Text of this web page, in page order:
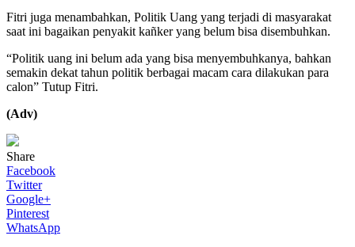
Fitri juga menambahkan, Politik Uang yang terjadi di masyarakat
saat ini bagaikan penyakit kañker yang belum bisa disembuhkan.
“Politik uang ini belum ada yang bisa menyembuhkanya, bahkan
semakin dekat tahun politik berbagai macam cara dilakukan para
calon” Tutup Fitri.
(Adv)
Share
Facebook
Twitter
Google+
Pinterest
WhatsApp